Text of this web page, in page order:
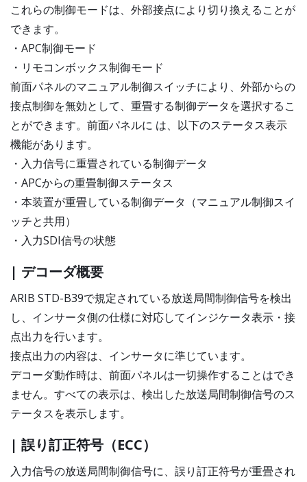
これらの制御モードは、外部接点により切り換えることが
できます。
・APC制御モード
・リモコンボックス制御モード
前面パネルのマニュアル制御スイッチにより、外部からの
接点制御を無効として、重畳する制御データを選択するこ
とができます。前面パネルに は、以下のステータス表示
機能があります。
・入力信号に重畳されている制御データ
・APCからの重畳制御ステータス
・本装置が重畳している制御データ（マニュアル制御スイ
ッチと共用）
・入力SDI信号の状態
| デコーダ概要
ARIB STD-B39で規定されている放送局間制御信号を検出
し、インサータ側の仕様に対応してインジケータ表示・接
点出力を行います。
接点出力の内容は、インサータに準じています。
デコーダ動作時は、前面パネルは一切操作することはでき
ません。すべての表示は、検出した放送局間制御信号のス
テータスを表示します。
| 誤り訂正符号（ECC）
入力信号の放送局間制御信号に、誤り訂正符号が重畳され